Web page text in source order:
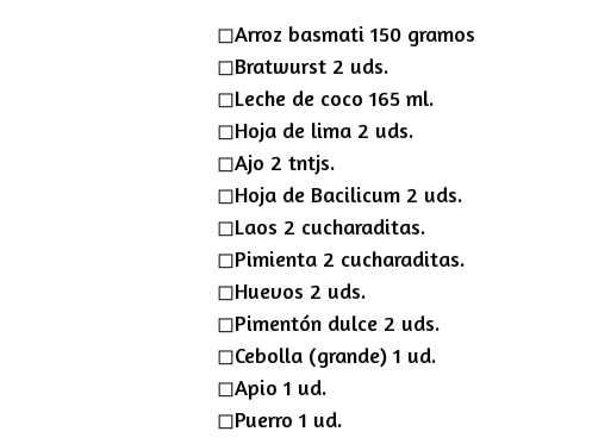
◻︎Arroz basmati 150 gramos
◻︎Bratwurst 2 uds.
◻︎Leche de coco 165 ml.
◻︎Hoja de lima 2 uds.
◻︎Ajo 2 tntjs.
◻︎Hoja de Bacilicum 2 uds.
◻︎Laos 2 cucharaditas.
◻︎Pimienta 2 cucharaditas.
◻︎Huevos 2 uds.
◻︎Pimentón dulce 2 uds.
◻︎Cebolla (grande) 1 ud.
◻︎Apio 1 ud.
◻︎Puerro 1 ud.